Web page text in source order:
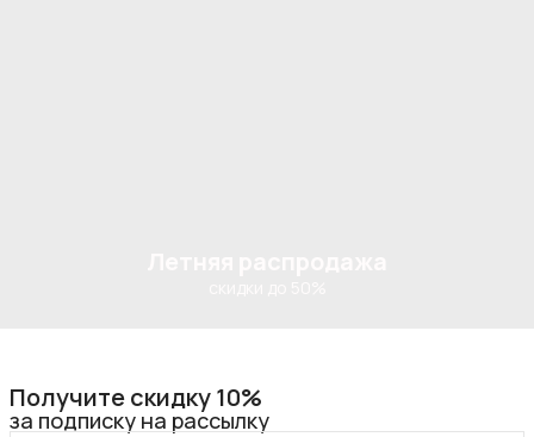
Получите скидку 10%
за подписку на рассылку